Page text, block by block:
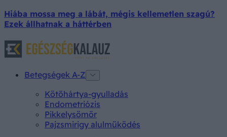
Hiába mossa meg a lábát, mégis kellemetlen szagú?
Ezek állhatnak a háttérben
Betegségek A-Z
Kötőhártya-gyulladás
Endometriózis
Pikkelysömör
Pajzsmirigy alulműködés